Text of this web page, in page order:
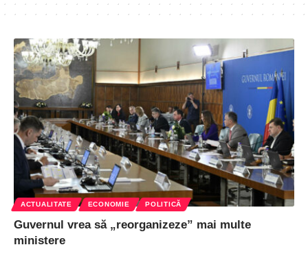
ACTUALITATE ECONOMIE POLITICĂ
Guvernul vrea să „reorganizeze” mai multe
ministere